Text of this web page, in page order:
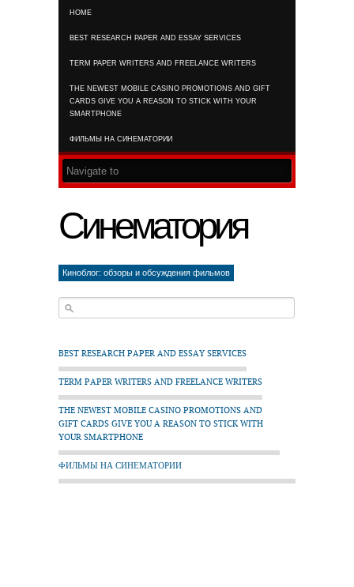
HOME
BEST RESEARCH PAPER AND ESSAY SERVICES
TERM PAPER WRITERS AND FREELANCE WRITERS
THE NEWEST MOBILE CASINO PROMOTIONS AND GIFT
CARDS GIVE YOU A REASON TO STICK WITH YOUR
SMARTPHONE
ФИЛЬМЫ НА СИНЕМАТОРИИ
Синематория
Киноблог: обзоры и обсуждения фильмов
BEST RESEARCH PAPER AND ESSAY SERVICES
TERM PAPER WRITERS AND FREELANCE WRITERS
THE NEWEST MOBILE CASINO PROMOTIONS AND
GIFT CARDS GIVE YOU A REASON TO STICK WITH
YOUR SMARTPHONE
ФИЛЬМЫ НА СИНЕМАТОРИИ